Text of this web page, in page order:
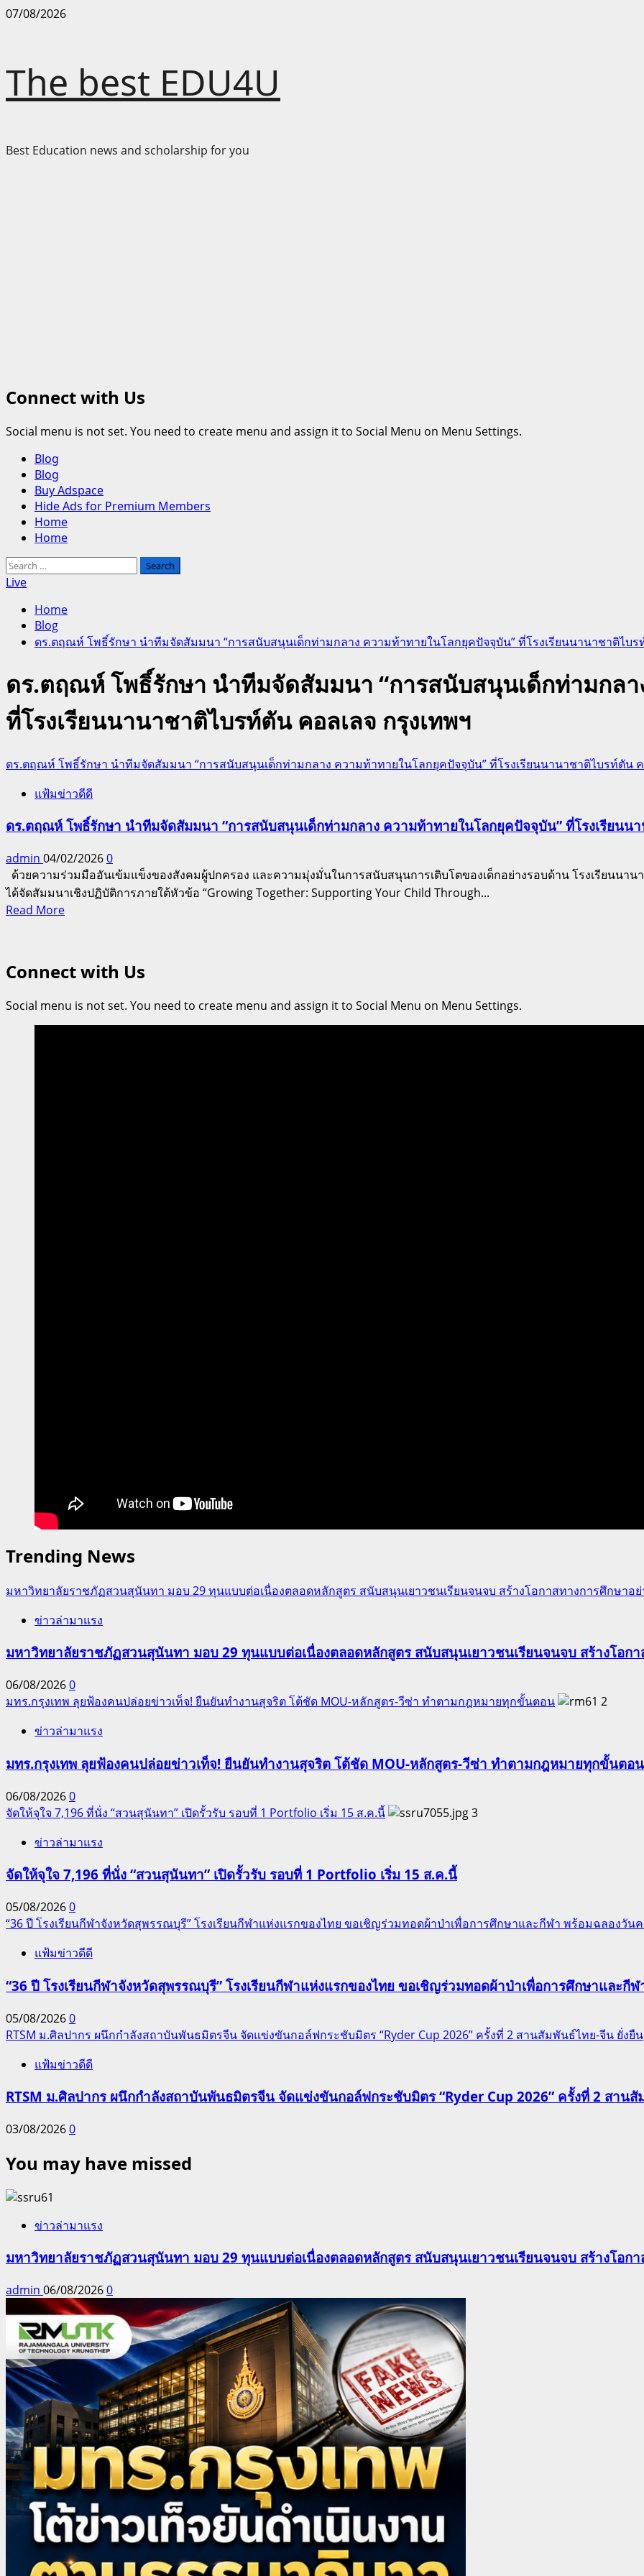
Skip
07/08/2026
The best EDU4U
Best Education news and scholarship for you
Connect with Us
Social menu is not set. You need to create menu and assign it to Social Menu on Menu Settings.
Primary
Menu
Blog
Blog
Buy Adspace
Hide Ads for Premium Members
Home
Home
Search
for:
Live
Home
Blog
ดร.ตฤณห์ โพธิ์รักษา นำทีมจัดสัมมนา “การสนับสนุนเด็กท่ามกลาง ความท้าทายในโลกยุคปัจจุบัน” ที่โรงเรียนนานาชาติไบร
ดร.ตฤณห์ โพธิ์รักษา นำทีมจัดสัมมนา “การสนับสนุนเด็กท่ามกล
ที่โรงเรียนนานาชาติไบรท์ตัน คอลเลจ กรุงเทพฯ
ดร.ตฤณห์ โพธิ์รักษา นำทีมจัดสัมมนา “การสนับสนุนเด็กท่ามกลาง ความท้าทายในโลกยุคปัจจุบัน” ที่โรงเรียนนานาชาติไบรท์ตัน ค
แฟ้มข่าวดีดี
ดร.ตฤณห์ โพธิ์รักษา นำทีมจัดสัมมนา “การสนับสนุนเด็กท่ามกลาง ความท้าทายในโลกยุคปัจจุบัน” ที่โรงเรียนน
admin 04/02/20260
ด้วยความร่วมมืออันเข้มแข็งของสังคมผู้ปกครอง และความมุ่งมั่นในการสนับสนุนการเติบโตของเด็กอย่างรอบด้าน โรงเรียนนา
ได้จัดสัมมนาเชิงปฏิบัติการภายใต้หัวข้อ “Growing Together: Supporting Your Child Through...
Read MoreRead
ห์
รักษา
นำ
Connect with Us
Social menu is not set. You need to create menu and assign it to Social Menu on Menu Settings.
Trending News
มหาวิทยาลัยราชภัฏสวนสุนันทา มอบ 29 ทุนแบบต่อเนื่องตลอดหลักสูตร สนับสนุนเยาวชนเรียนจนจบ สร้างโอกาสทางการศึกษาอย่
ข่าวล่ามาแรง
มหาวิทยาลัยราชภัฏสวนสุนันทา มอบ 29 ทุนแบบต่อเนื่องตลอดหลักสูตร สนับสนุนเยาวชนเรียนจนจบ สร้างโอกา
06/08/20260
มทร.กรุงเทพ ลุยฟ้องคนปล่อยข่าวเท็จ! ยืนยันทำงานสุจริต โต้ชัด MOU-หลักสูตร-วีซ่า ทำตามกฎหมายทุกขั้นตอน
2
ข่าวล่ามาแรง
มทร.กรุงเทพ ลุยฟ้องคนปล่อยข่าวเท็จ! ยืนยันทำงานสุจริต โต้ชัด MOU-หลักสูตร-วีซ่า ทำตามกฎหมายทุกขั้นตอน
06/08/20260
จัดให้จุใจ 7,196 ที่นั่ง “สวนสุนันทา” เปิดรั้วรับ รอบที่ 1 Portfolio เริ่ม 15 ส.ค.นี้
3
ข่าวล่ามาแรง
จัดให้จุใจ 7,196 ที่นั่ง “สวนสุนันทา” เปิดรั้วรับ รอบที่ 1 Portfolio เริ่ม 15 ส.ค.นี้
05/08/20260
“36 ปี โรงเรียนกีฬาจังหวัดสุพรรณบุรี” โรงเรียนกีฬาแห่งแรกของไทย ขอเชิญร่วมทอดผ้าป่าเพื่อการศึกษาและกีฬา พร้อมฉลองวัน
แฟ้มข่าวดีดี
“36 ปี โรงเรียนกีฬาจังหวัดสุพรรณบุรี” โรงเรียนกีฬาแห่งแรกของไทย ขอเชิญร่วมทอดผ้าป่าเพื่อการศึกษาและ
05/08/20260
RTSM ม.ศิลปากร ผนึกกำลังสถาบันพันธมิตรจีน จัดแข่งขันกอล์ฟกระชับมิตร “Ryder Cup 2026” ครั้งที่ 2 สานสัมพันธ์ไทย-จีน ยั่งยืน
แฟ้มข่าวดีดี
RTSM ม.ศิลปากร ผนึกกำลังสถาบันพันธมิตรจีน จัดแข่งขันกอล์ฟกระชับมิตร “Ryder Cup 2026” ครั้งที่ 2 สาน
03/08/20260
You may have missed
ข่าวล่ามาแรง
มหาวิทยาลัยราชภัฏสวนสุนันทา มอบ 29 ทุนแบบต่อเนื่องตลอดหลักสูตร สนับสนุนเยาวชนเรียนจนจบ สร้างโอกา
admin 06/08/20260